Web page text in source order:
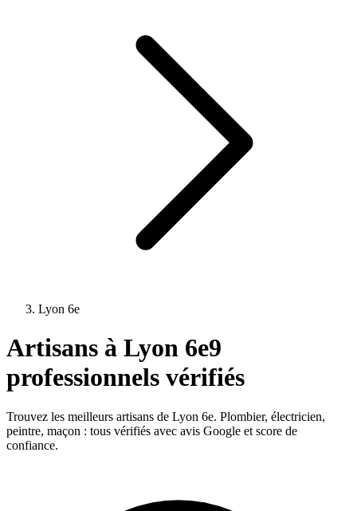
Lyon 6e
Artisans à Lyon 6e9
professionnels vérifiés
Trouvez les meilleurs artisans de Lyon 6e. Plombier, électricien,
peintre, maçon : tous vérifiés avec avis Google et score de
confiance.